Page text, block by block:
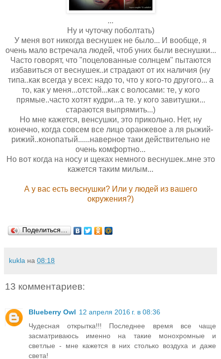
...
Ну и чуточку поболтать)
У меня вот никогда веснушек не было... И вообще, я
очень мало встречала людей, чтоб уних были веснушки...
Часто говорят, что "поцелованные солнцем" пытаются
избавиться от веснушек..и страдают от их наличия (ну
типа..как всегда у всех: надо то, что у кого-то другого... а
то, как у меня...отстой...как с волосами: те, у кого
прямые..часто хотят кудри...а те. у кого завитушки...
стараются выпрямить...)
Но мне кажется, венсушки, это прикольно. Нет, ну
конечно, когда совсем все лицо оранжевое а ля рыжий-
рижий..конопатый......наверное таки действительно не
очень комфортно...
Но вот когда на носу и щеках немного веснушек..мне это
кажется таким милым...
А у вас есть веснушки? Или у людей из вашего
окружения?)
Поделиться…
kukla на 08:18
13 комментариев:
Blueberry Owl 12 апреля 2016 г. в 08:36
Чудесная открытка!!! Последнее время все чаще
засматриваюсь именно на такие монохромные и
светлые - мне кажется в них столько воздуха и даже
света!